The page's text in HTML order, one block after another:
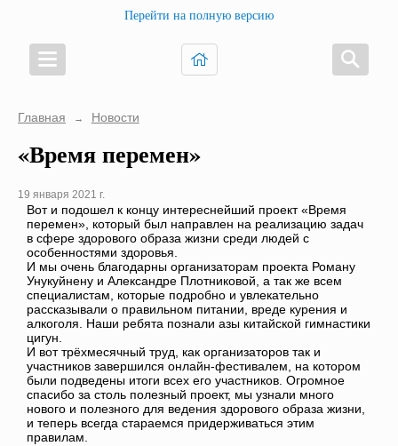
Перейти на полную версию
Главная → Новости
«Время перемен»
19 января 2021 г.
Вот и подошел к концу интереснейший проект «Время
перемен», который был направлен на реализацию задач
в сфере здорового образа жизни среди людей с
особенностями здоровья.
И мы очень благодарны организаторам проекта Роману
Унукуйнену и Александре Плотниковой, а так же всем
специалистам, которые подробно и увлекательно
рассказывали о правильном питании, вреде курения и
алкоголя. Наши ребята познали азы китайской гимнастики
цигун.
И вот трёхмесячный труд, как организаторов так и
участников завершился онлайн-фестивалем, на котором
были подведены итоги всех его участников. Огромное
спасибо за столь полезный проект, мы узнали много
нового и полезного для ведения здорового образа жизни,
и теперь всегда стараемся придерживаться этим
правилам.